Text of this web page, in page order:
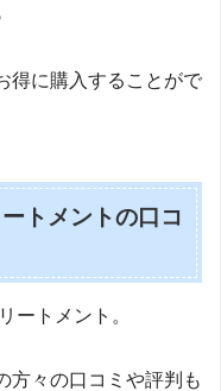
得に購入することがで
トメントの口コ
ートメント。
方々の口コミや評判も